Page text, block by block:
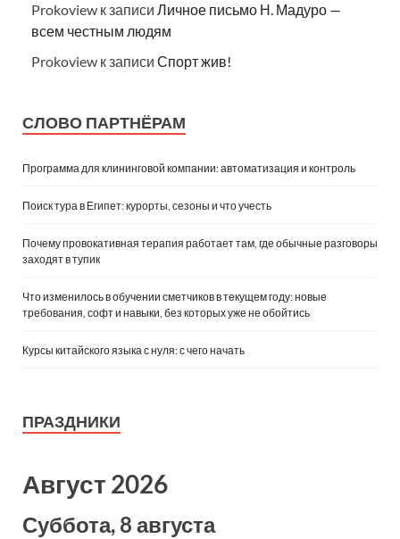
Prokoview к записи Личное письмо Н. Мадуро —
всем честным людям
Prokoview к записи Спорт жив!
СЛОВО ПАРТНЁРАМ
Программа для клининговой компании: автоматизация и контроль
Поиск тура в Египет: курорты, сезоны и что учесть
Почему провокативная терапия работает там, где обычные разговоры
заходят в тупик
Что изменилось в обучении сметчиков в текущем году: новые
требования, софт и навыки, без которых уже не обойтись
Курсы китайского языка с нуля: с чего начать
ПРАЗДНИКИ
Август 2026
Суббота, 8 августа